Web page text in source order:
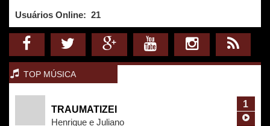
Usuários Online: 21
TOP MÚSICA
TRAUMATIZEI
Henrique e Juliano
1